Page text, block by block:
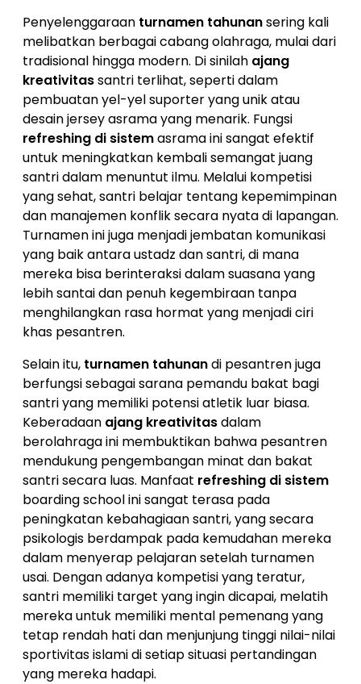
Penyelenggaraan turnamen tahunansering kali
melibatkan berbagai cabang olahraga, mulai dari
tradisional hingga modern. Di sinilah ajang
kreativitassantri terlihat, seperti dalam
pembuatan yel-yel suporter yang unik atau
desain jersey asrama yang menarik. Fungsi
refreshing di sistemasrama ini sangat efektif
untuk meningkatkan kembali semangat juang
santri dalam menuntut ilmu. Melalui kompetisi
yang sehat, santri belajar tentang kepemimpinan
dan manajemen konflik secara nyata di lapangan.
Turnamen ini juga menjadi jembatan komunikasi
yang baik antara ustadz dan santri, di mana
mereka bisa berinteraksi dalam suasana yang
lebih santai dan penuh kegembiraan tanpa
menghilangkan rasa hormat yang menjadi ciri
khas pesantren.
Selain itu, turnamen tahunandi pesantren juga
berfungsi sebagai sarana pemandu bakat bagi
santri yang memiliki potensi atletik luar biasa.
Keberadaan ajang kreativitasdalam
berolahraga ini membuktikan bahwa pesantren
mendukung pengembangan minat dan bakat
santri secara luas. Manfaat refreshing di sistem
boarding school ini sangat terasa pada
peningkatan kebahagiaan santri, yang secara
psikologis berdampak pada kemudahan mereka
dalam menyerap pelajaran setelah turnamen
usai. Dengan adanya kompetisi yang teratur,
santri memiliki target yang ingin dicapai, melatih
mereka untuk memiliki mental pemenang yang
tetap rendah hati dan menjunjung tinggi nilai-nilai
sportivitas islami di setiap situasi pertandingan
yang mereka hadapi.